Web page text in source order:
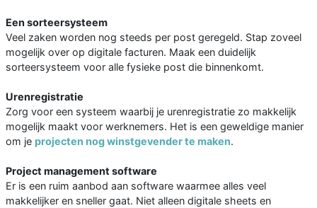
Een sorteersysteem
Veel zaken worden nog steeds per post geregeld. Stap zoveel
mogelijk over op digitale facturen. Maak een duidelijk
sorteersysteem voor alle fysieke post die binnenkomt.
Urenregistratie
Zorg voor een systeem waarbij je urenregistratie zo makkelijk
mogelijk maakt voor werknemers. Het is een geweldige manier
om je projecten nog winstgevender te maken.
Project management software
Er is een ruim aanbod aan software waarmee alles veel
makkelijker en sneller gaat. Niet alleen digitale sheets en